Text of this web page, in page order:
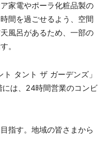
家電やポーラ化粧品製の
間を過ごせるよう、空間
風呂があるため、一部の
。
タント ザ ガーデンズ」
は、24時間営業のコンビ
指す。地域の皆さまから